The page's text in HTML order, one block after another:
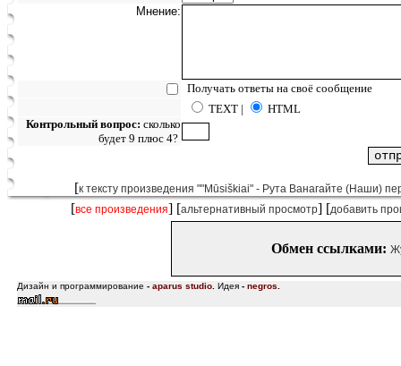
Мнение:
Получать ответы на своё сообщение
TEXT |
HTML
Контрольный вопрос: сколько
будет 9 плюс 4?
[к тексту произведения ""Mūsiškiai" - Рута Ванагайте (Наши)
[все произведения] [альтернативный просмотр] [добавить
Обмен ссылками:
Дизайн и программирование - aparus studio Идея - negros